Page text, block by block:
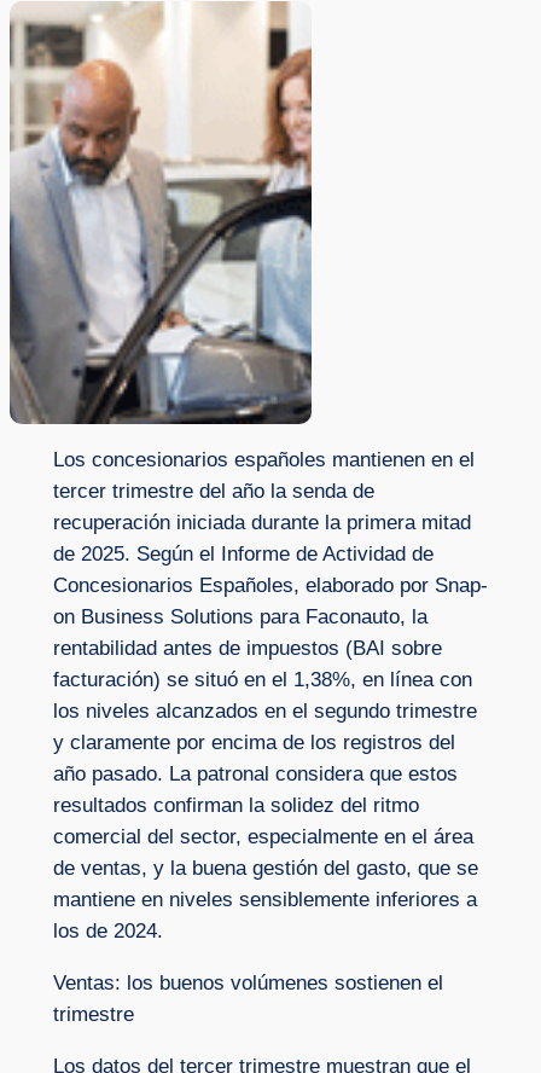
Los concesionarios españoles mantienen en el
tercer trimestre del año la senda de
recuperación iniciada durante la primera mitad
de 2025. Según el Informe de Actividad de
Concesionarios Españoles, elaborado por Snap-
on Business Solutions para Faconauto, la
rentabilidad antes de impuestos (BAI sobre
facturación) se situó en el 1,38%, en línea con
los niveles alcanzados en el segundo trimestre
y claramente por encima de los registros del
año pasado. La patronal considera que estos
resultados confirman la solidez del ritmo
comercial del sector, especialmente en el área
de ventas, y la buena gestión del gasto, que se
mantiene en niveles sensiblemente inferiores a
los de 2024.
Ventas: los buenos volúmenes sostienen el
trimestre
Los datos del tercer trimestre muestran que el